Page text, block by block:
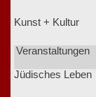
Kunst + Kultur
Veranstaltungen
Jüdisches Leben